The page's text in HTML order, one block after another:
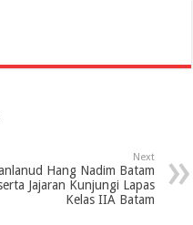
Next
Hang Nadim Batam
Jajaran Kunjungi Lapas
Kelas IIA Batam